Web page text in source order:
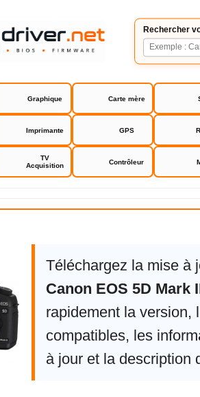
Rechercher
Graphique Carte mère
Imprimante GPS
TV
Acquisition
Contrôleur
Canon EOS 5D Mark II
Téléchargez la mise à
Canon EOS 5D Mark
rapidement la version,
compatibles, les
à jour et la description